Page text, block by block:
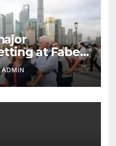
at Faber
ADMIN